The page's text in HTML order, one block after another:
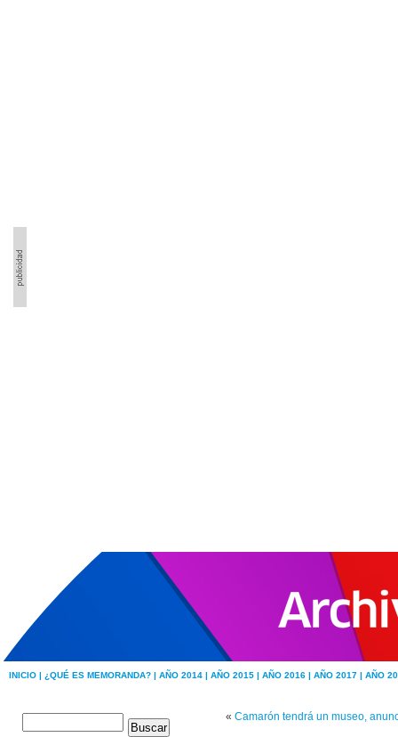
INICIO | ¿QUÉ ES MEMORANDA? | AÑO 2014 | AÑO 2015 | AÑO 2016 | AÑO 2017 | AÑO
« Camarón tendrá un museo,